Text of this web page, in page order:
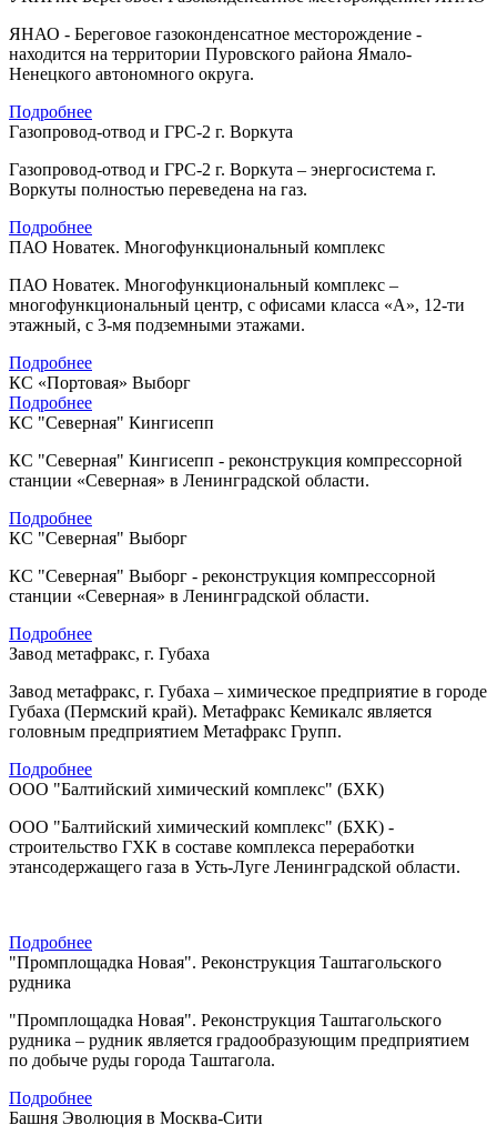
ЯНАО - Береговое газоконденсатное месторождение -
находится на территории Пуровского района Ямало-
Ненецкого автономного округа.
Подробнее
Газопровод-отвод и ГРС-2 г. Воркута
Газопровод-отвод и ГРС-2 г. Воркута – энергосистема г.
Воркуты полностью переведена на газ.
Подробнее
ПАО Новатек. Многофункциональный комплекс
ПАО Новатек. Многофункциональный комплекс –
многофункциональный центр, с офисами класса «А», 12-ти
этажный, с 3-мя подземными этажами.
Подробнее
КС «Портовая» Выборг
Подробнее
КС "Северная" Кингисепп
КС "Северная" Кингисепп - реконструкция компрессорной
станции «Северная» в Ленинградской области.
Подробнее
КС "Северная" Выборг
КС "Северная" Выборг - реконструкция компрессорной
станции «Северная» в Ленинградской области.
Подробнее
Завод метафракс, г. Губаха
Завод метафракс, г. Губаха – химическое предприятие в городе
Губаха (Пермский край). Метафракс Кемикалс является
головным предприятием Метафракс Групп.
Подробнее
ООО "Балтийский химический комплекс" (БХК)
ООО "Балтийский химический комплекс" (БХК) -
строительство ГХК в составе комплекса переработки
этансодержащего газа в Усть-Луге Ленинградской области.
Подробнее
"Промплощадка Новая". Реконструкция Таштагольского
рудника
"Промплощадка Новая". Реконструкция Таштагольского
рудника – рудник является градообразующим предприятием
по добыче руды города Таштагола.
Подробнее
Башня Эволюция в Москва-Сити